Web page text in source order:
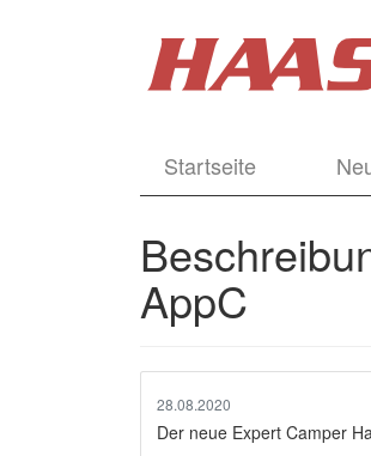
Startseite
AppC
28.08.2020
Der neue Expert Camper